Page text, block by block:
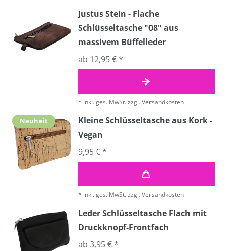
Justus Stein - Flache
Schlüsseltasche "08" aus
massivem Büffelleder
ab 12,95 € *
* inkl. ges. MwSt.zzgl.Versandkosten
Neuheit
Kleine Schlüsseltasche aus Kork -
Vegan
9,95 € *
* inkl. ges. MwSt.zzgl.Versandkosten
Leder Schlüsseltasche Flach mit
Druckknopf-Frontfach
ab 3,95 € *